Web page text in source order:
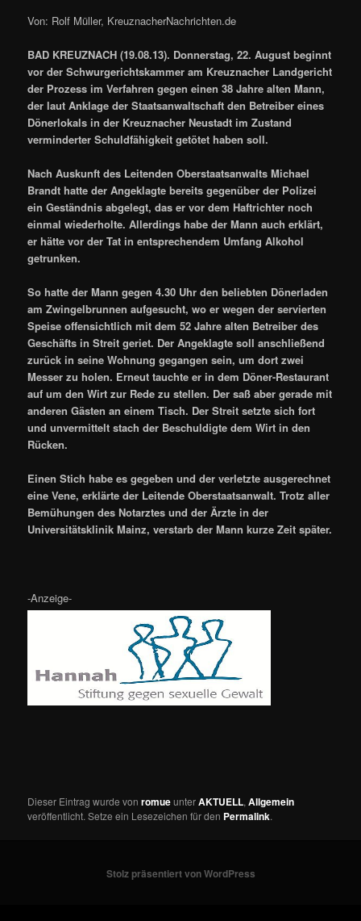
Von: Rolf Müller, KreuznacherNachrichten.de
BAD KREUZNACH (19.08.13). Donnerstag, 22. August beginnt
vor der Schwurgerichtskammer am Kreuznacher Landgericht
der Prozess im Verfahren gegen einen 38 Jahre alten Mann,
der laut Anklage der Staatsanwaltschaft den Betreiber eines
Dönerlokals in der Kreuznacher Neustadt im Zustand
verminderter Schuldfähigkeit getötet haben soll.
Nach Auskunft des Leitenden Oberstaatsanwalts Michael
Brandt hatte der Angeklagte bereits gegenüber der Polizei
ein Geständnis abgelegt, das er vor dem Haftrichter noch
einmal wiederholte. Allerdings habe der Mann auch erklärt,
er hätte vor der Tat in entsprechendem Umfang Alkohol
getrunken.
So hatte der Mann gegen 4.30 Uhr den beliebten Dönerladen
am Zwingelbrunnen aufgesucht, wo er wegen der servierten
Speise offensichtlich mit dem 52 Jahre alten Betreiber des
Geschäfts in Streit geriet. Der Angeklagte soll anschließend
zurück in seine Wohnung gegangen sein, um dort zwei
Messer zu holen. Erneut tauchte er in dem Döner-Restaurant
auf um den Wirt zur Rede zu stellen. Der saß aber gerade mit
anderen Gästen an einem Tisch. Der Streit setzte sich fort
und unvermittelt stach der Beschuldigte dem Wirt in den
Rücken.
Einen Stich habe es gegeben und der verletzte ausgerechnet
eine Vene, erklärte der Leitende Oberstaatsanwalt. Trotz aller
Bemühungen des Notarztes und der Ärzte in der
Universitätsklinik Mainz, verstarb der Mann kurze Zeit später.
-Anzeige-
Dieser Eintrag wurde vonromueunterAKTUELL,Allgemein
veröffentlicht. Setze ein Lesezeichen für den Permalink.
Stolz präsentiert von WordPress